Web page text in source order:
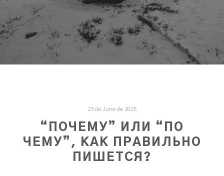
23 de June de 2025
“ПОЧЕМУ” ИЛИ “ПО
ЧЕМУ”, КАК ПРАВИЛЬНО
ПИШЕТСЯ?